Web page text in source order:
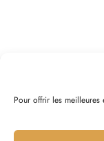
Pour offrir les